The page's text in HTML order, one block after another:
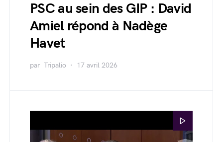
PSC au sein des GIP : David
Amiel répond à Nadège
Havet
par Tripalio 17 avril 2026